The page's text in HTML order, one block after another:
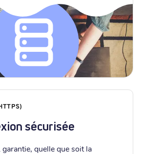
sécurisée
garantie, quelle que soit la